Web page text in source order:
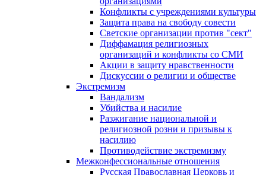
Конфликты с учреждениями культуры
Защита права на свободу совести
Светские организации против "сект"
Диффамация религиозных
организаций и конфликты со СМИ
Акции в защиту нравственности
Дискуссии о религии и обществе
Экстремизм
Вандализм
Убийства и насилие
Разжигание национальной и
религиозной розни и призывы к
насилию
Противодействие экстремизму
Межконфессиональные отношения
Русская Православная Церковь и